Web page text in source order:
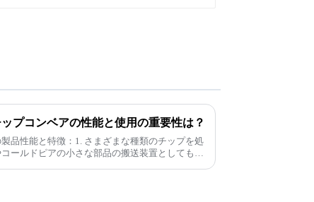
プコンベアの性能と使用の重要性は？
品性能と特徴：1. さまざまな種類のチップを処
ールドピアの小さな部品の搬送装置としても使